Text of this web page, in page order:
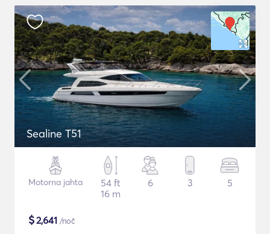
Sealine T51
Motorna jahta
54 ft
16 m
6 3 5
$2,641 /noč